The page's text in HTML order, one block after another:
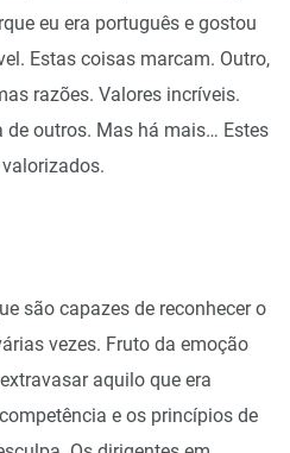
eu era português e gostou
Estas coisas marcam. Outro,
razões. Valores incríveis.
outros. Mas há mais… Estes
são capazes de reconhecer o
vezes. Fruto da emoção
aquilo que era
e os princípios de